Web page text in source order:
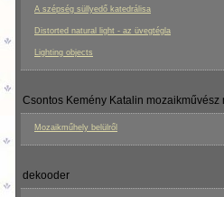
A szépség süllyedő katedrálisa
Distorted natural light - az üvegtégla
Lighting objects
Csontos Kemény Katalin mozaikművész
Mozaikműhely belülről
dekooder